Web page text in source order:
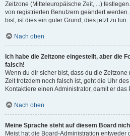
Zeitzone (Mitteleuropäische Zeit, ...)
von registrierten Benutzern geändert
bist, ist dies ein guter Grund, dies jetzt zu tun.
Nach oben
Ich habe die Zeitzone eingestellt, aber die
falsch!
Wenn du dir sicher bist, dass du die
Zeit trotzdem noch falsch ist, geht die Uhr
Kontaktiere einen Administrator, damit er
Nach oben
Meine Sprache steht auf diesem Board
Meist hat die Board-Administration